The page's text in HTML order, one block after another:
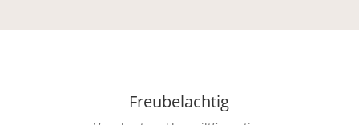
Freubelachtig